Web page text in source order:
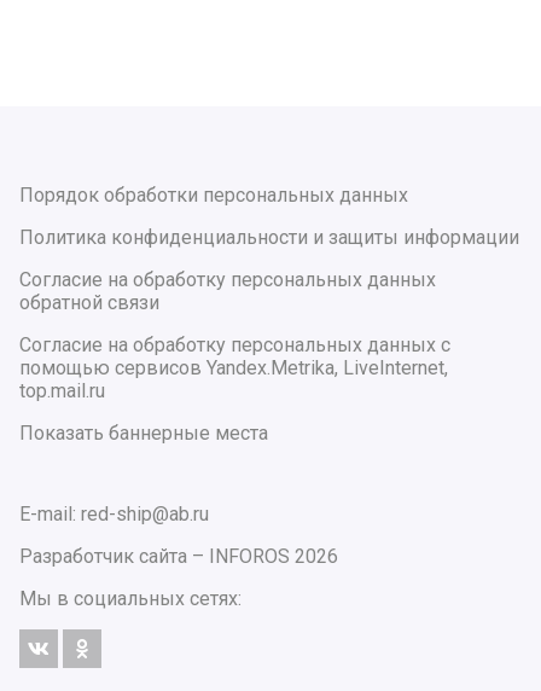
Порядок обработки персональных данных
Политика конфиденциальности и защиты информации
Согласие на обработку персональных данных
обратной связи
Согласие на обработку персональных данных с
помощью сервисов Yandex.Metrika, LiveInternet,
top.mail.ru
Показать баннерные места
E-mail: red-ship@ab.ru
Разработчик сайта –
INFOROS 2026
Мы в социальных сетях: